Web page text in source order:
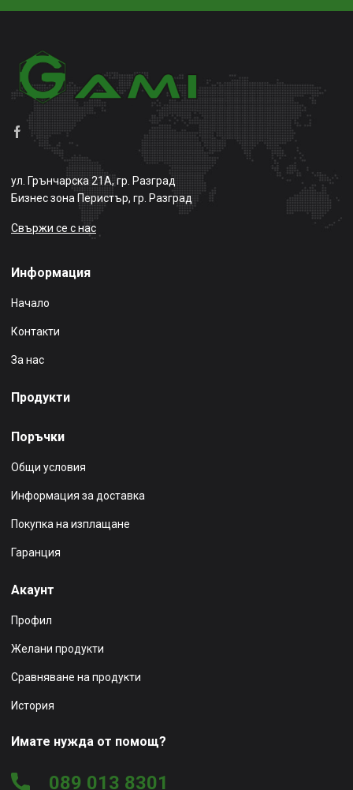
ул. Грънчарска 21А, гр. Разград
Бизнес зона Перистър, гр. Разград
Свържи се с нас
Информация
Начало
Контакти
За нас
Продукти
Поръчки
Общи условия
Информация за доставка
Покупка на изплащане
Гаранция
Акаунт
Профил
Желани продукти
Сравняване на продукти
История
Имате нужда от помощ?
089 013 8301